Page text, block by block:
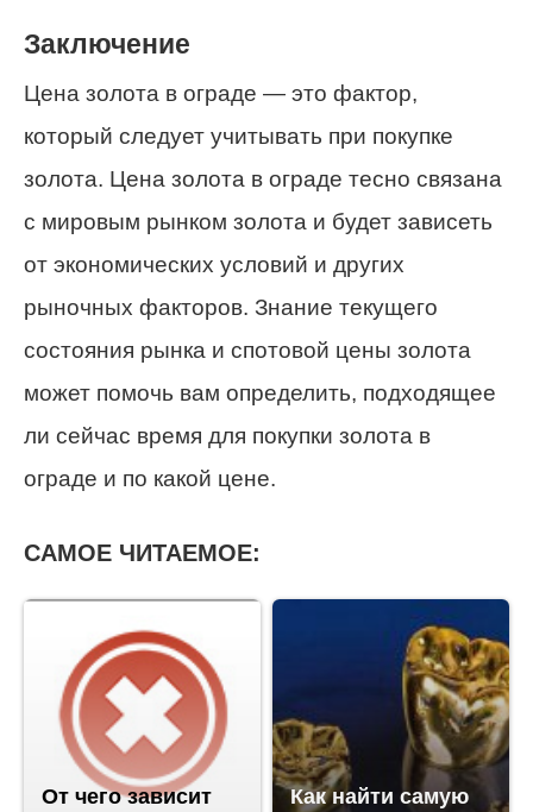
Заключение
Цена золота в ограде — это фактор,
который следует учитывать при покупке
золота. Цена золота в ограде тесно связана
с мировым рынком золота и будет зависеть
от экономических условий и других
рыночных факторов. Знание текущего
состояния рынка и спотовой цены золота
может помочь вам определить, подходящее
ли сейчас время для покупки золота в
ограде и по какой цене.
САМОЕ ЧИТАЕМОЕ:
От чего зависит
Как найти самую